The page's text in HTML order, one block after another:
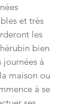
et très
les
bien
journées à
maison ou
à se